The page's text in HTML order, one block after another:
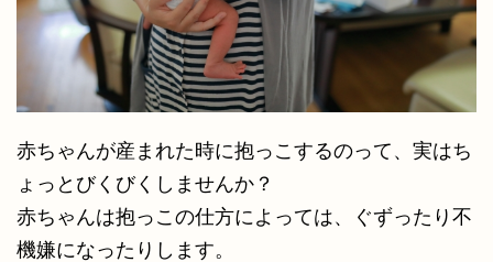
赤ちゃんが産まれた時に抱っこするのって、実はち
ょっとびくびくしませんか？
赤ちゃんは抱っこの仕方によっては、ぐずったり不
機嫌になったりします。